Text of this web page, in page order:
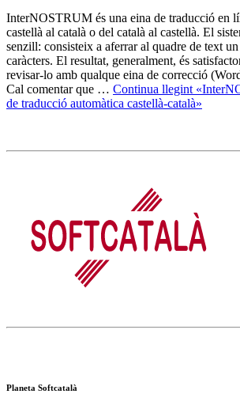
InterNOSTRUM és una eina de traducció en
castellà al català o del català al castellà. El
senzill: consisteix a aferrar al quadre de text
caràcters. El resultat, generalment, és
revisar-lo amb qualque eina de correcció
Cal comentar que … Continua llegint
de traducció automàtica castellà-català»
Planeta Softcatalà